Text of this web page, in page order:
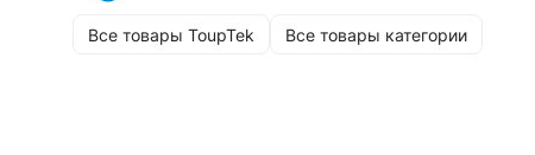
Все товары ToupTek Все товары категории